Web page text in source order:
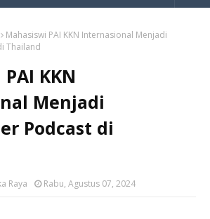
Mahasiswi PAI KKN Internasional Menjadi
Thailand
KKN
Menjadi
Podcast di
Raya Rabu, Agustus 07, 2024